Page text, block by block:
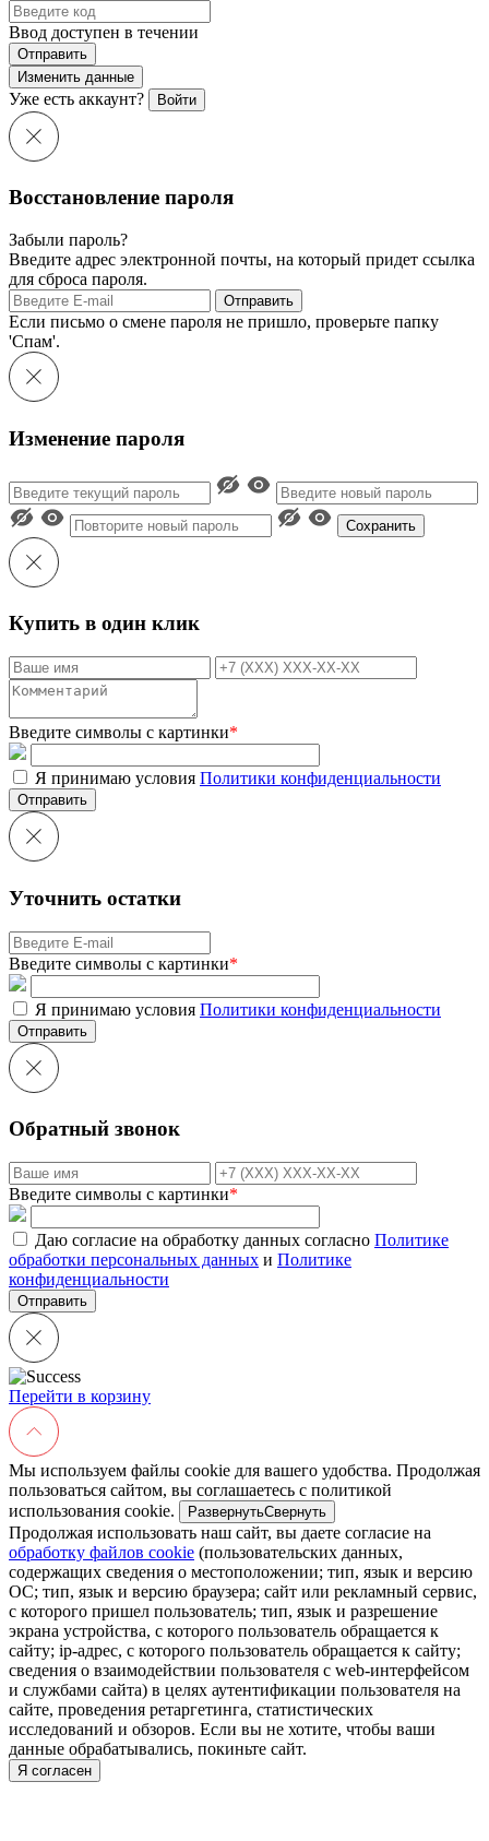
Ввод доступен в течении
Отправить
Изменить данные
Уже есть аккаунт? Войти
Восстановление пароля
Забыли пароль?
Введите адрес электронной почты, на который придет ссылка
для сброса пароля.
Отправить
Если письмо о смене пароля не пришло, проверьте папку
'Спам'.
Изменение пароля
Сохранить
Купить в один клик
Введите символы с картинки*
Я принимаю условия Политики конфиденциальности
Отправить
Уточнить остатки
Введите символы с картинки*
Я принимаю условия Политики конфиденциальности
Отправить
Обратный звонок
Введите символы с картинки*
Даю согласие на обработку данных согласно Политике
обработки персональных данных и Политике
конфиденциальности
Перейти в корзину
Мы используем файлы cookie для вашего удобства. Продолжая
пользоваться сайтом, вы соглашаетесь с политикой
использования cookie.
РазвернутьСвернуть
Продолжая использовать наш сайт, вы даете согласие на
обработку файлов cookie (пользовательских данных,
содержащих сведения о местоположении; тип, язык и версию
ОС; тип, язык и версию браузера; сайт или рекламный сервис,
с которого пришел пользователь; тип, язык и разрешение
экрана устройства, с которого пользователь обращается к
сайту; ip-адрес, с которого пользователь обращается к сайту;
сведения о взаимодействии пользователя с web-интерфейсом
и службами сайта) в целях аутентификации пользователя на
сайте, проведения ретаргетинга, статистических
исследований и обзоров. Если вы не хотите, чтобы ваши
данные обрабатывались, покиньте сайт.
Я согласен